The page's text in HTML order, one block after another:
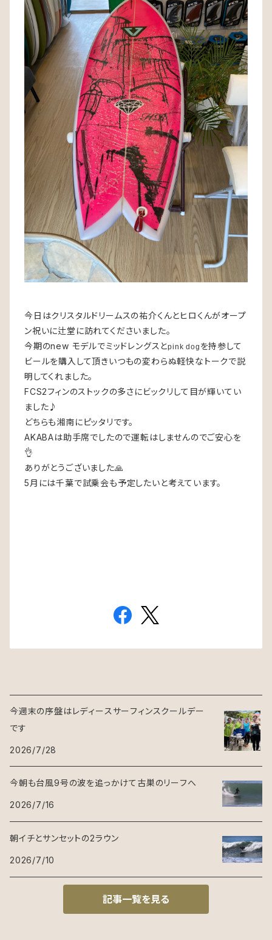
今日はクリスタルドリームスの祐介くんとヒロくんがオープ
ン祝いに辻堂に訪れてくださいました。
今期のnew モデルでミッドレングスとpink dog を持参して
ビールを購入して頂きいつもの変わらぬ軽快なトークで説
明してくれました。
FCS2フィンのストックの多さにビックリして目が輝いてい
ました♪
どちらも湘南にピッタリです。
AKABAは助手席でしたので運転はしませんのでご安心を
👌
ありがとうございました🙏
5月には千葉で試乗会も予定したいと考えています。
今週末の序盤はレディースサーフィンスクールデー
です
2026/7/28
今朝も台風9号の波を追っかけて古巣のリーフへ
2026/7/16
朝イチとサンセットの2ラウン
2026/7/10
記事一覧を見る